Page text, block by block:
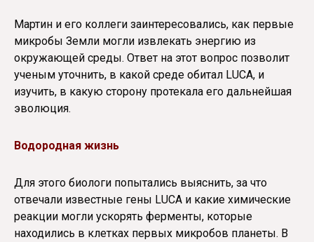
Мартин и его коллеги заинтересовались, как первые
микробы Земли могли извлекать энергию из
окружающей среды. Ответ на этот вопрос позволит
ученым уточнить, в какой среде обитал LUCA, и
изучить, в какую сторону протекала его дальнейшая
эволюция.
Водородная жизнь
Для этого биологи попытались выяснить, за что
отвечали известные гены LUCA и какие химические
реакции могли ускорять ферменты, которые
находились в клетках первых микробов планеты. В